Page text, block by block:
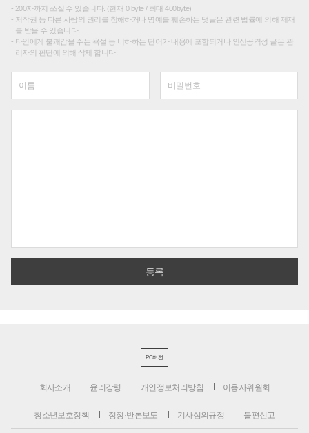
200자까지 쓰실 수 있습니다. (현재 0 byte / 최대 400byte)
저작권 등 다른 사람의 권리를 침해하거나 명예를 훼손하는 댓글은 관련 법률에 의해 제재
를 받을 수 있습니다.
타인에게 불쾌감을 주는 욕설 등 비하하는 단어가 내용에 포함되거나 인신공격성 글은 관
리자의 판단에 의해 삭제 합니다.
PC버전
회사소개 윤리강령 개인정보처리방침 이용자위원회
청소년보호정책 정정·반론보도 기사심의규정 불편신고